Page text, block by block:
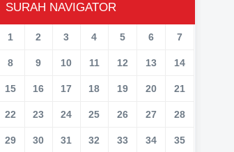
SURAH NAVIGATOR
1 2 3 4 5 6 7
8 9 10 11 12 13 14
15 16 17 18 19 20 21
22 23 24 25 26 27 28
29 30 31 32 33 34 35